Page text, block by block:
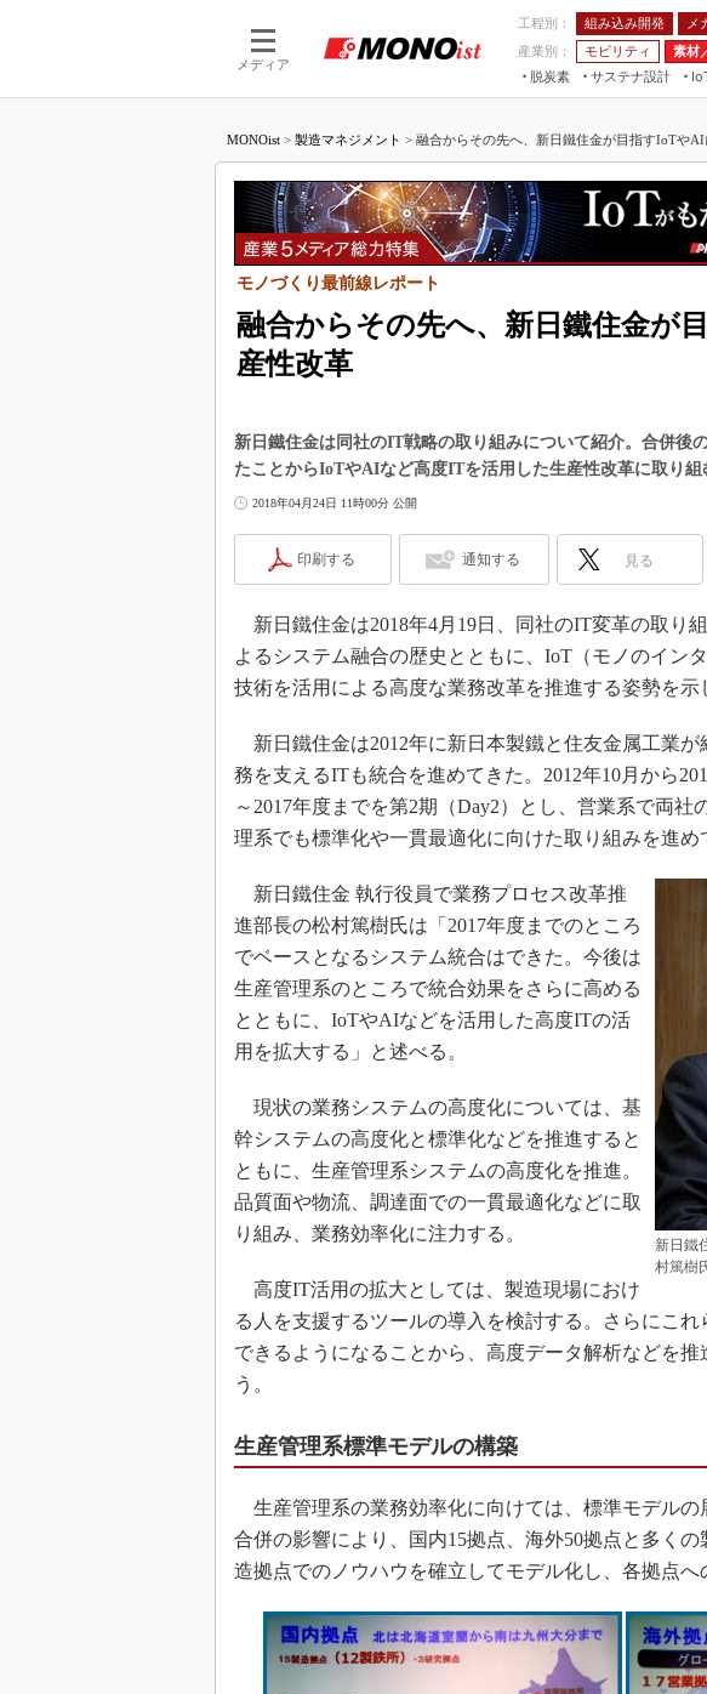
メディア
工程別： 組み込み開発 メ
産業別：
モビリティ 素材
脱炭素
サステナ設計
つながる工場
つながるサービス
AI×設備保全
Physical AI
JIMTOF
組込み/
展＆
IIFES
国際ロ
ジャパ
産業オ
MONOist > 製造マネジメント > 融合からその先へ、新日鐵住金が目指すIoTやAI
融合からその先へ、新日鐵住金が
産性改革
モノづくり最前線レポート
新日鐵住金は同社のIT戦略の取り組みについて紹介。合併後
たことからIoTやAIなど高度ITを活用した生産性改革に取り組
2018年04月24日 11時00分 公開
印刷する 通知する 見る
新日鐵住金は2018年4月19日、同社のIT変革の取り
よるシステム融合の歴史とともに、IoT（モノのイン
技術を活用による高度な業務改革を推進する姿勢を示
新日鐵住金は2012年に新日本製鐵と住友金属工業
務を支えるITも統合を進めてきた。2012年10月から
～2017年度までを第2期（Day2）とし、営業系で両
理系でも標準化や一貫最適化に向けた取り組みを進め
新日鐵
村篤樹
新日鐵住金 執行役員で業務プロセス改革推
進部長の松村篤樹氏は「2017年度までのところ
でベースとなるシステム統合はできた。今後は
生産管理系のところで統合効果をさらに高める
とともに、IoTやAIなどを活用した高度ITの活
用を拡大する」と述べる。
現状の業務システムの高度化については、基
幹システムの高度化と標準化などを推進すると
ともに、生産管理系システムの高度化を推進。
品質面や物流、調達面での一貫最適化などに取
り組み、業務効率化に注力する。
高度IT活用の拡大としては、製造現場におけ
る人を支援するツールの導入を検討する。さらにこ
できるようになることから、高度データ解析などを
う。
生産管理系標準モデルの構築
生産管理系の業務効率化に向けては、標準モデルの
合併の影響により、国内15拠点、海外50拠点と多く
造拠点でのノウハウを確立してモデル化し、各拠点へ